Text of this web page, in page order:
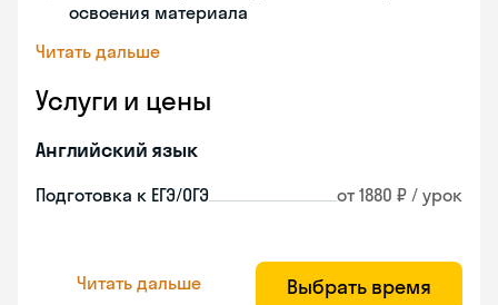
освоения материала
Читать дальше
Услуги и цены
Английский язык
Подготовка к ЕГЭ/ОГЭ от 1880 ₽ / урок
Читать дальше Выбрать время